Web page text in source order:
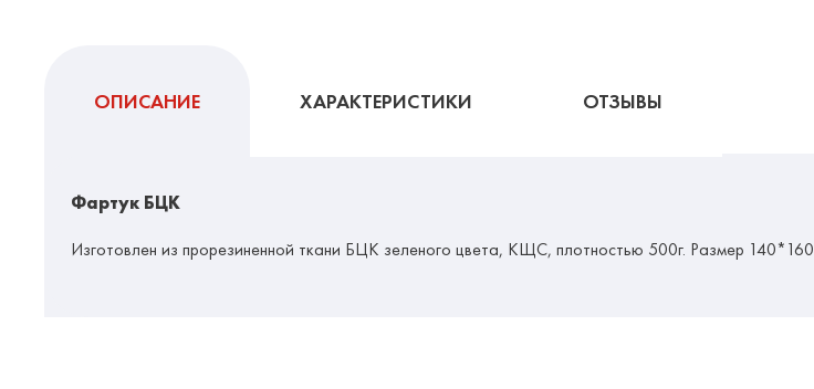
ОПИСАНИЕ ХАРАКТЕРИСТИКИ ОТЗЫВЫ
Фартук БЦК
Изготовлен из прорезиненной ткани БЦК зеленого цвета, КЩС, плотностью 500г. Размер 140*160